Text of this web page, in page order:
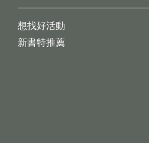
想找好活動
新書特推薦